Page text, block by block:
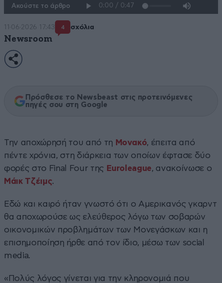
Ακούστε το άρθρο
11·06·2026 17:43 4 σχόλια
Newsroom
Πρόσθεσε το Newsbeast στις προτεινόμενες
πηγές σου στη Google
Την αποχώρησή του από τη Μονακό, έπειτα από
πέντε χρόνια, στη διάρκεια των οποίων έφτασε δύο
φορές στο Final Four της Euroleague, ανακοίνωσε ο
Μάικ Τζέιμς.
Εδώ και καιρό ήταν γνωστό ότι ο Αμερικανός γκαρντ
θα αποχωρούσε ως ελεύθερος λόγω των σοβαρών
οικονομικών προβλημάτων των Μονεγάσκων και η
επισημοποίηση ήρθε από τον ίδιο, μέσω των social
media.
«Πολύς λόγος γίνεται για την κληρονομιά που